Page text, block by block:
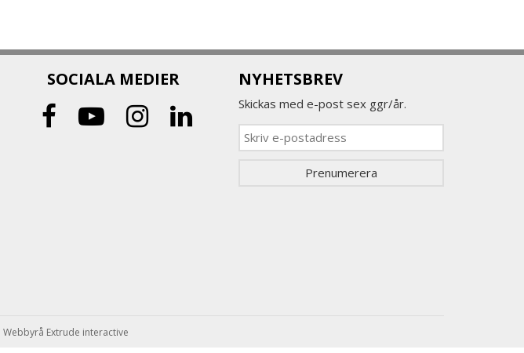
SOCIALA MEDIER NYHETSBREV
Skickas med e-post sex ggr/år.
Webbyrå Extrude interactive